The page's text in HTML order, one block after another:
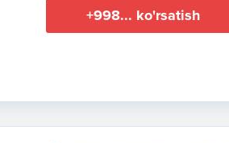
+998... ko'rsatish